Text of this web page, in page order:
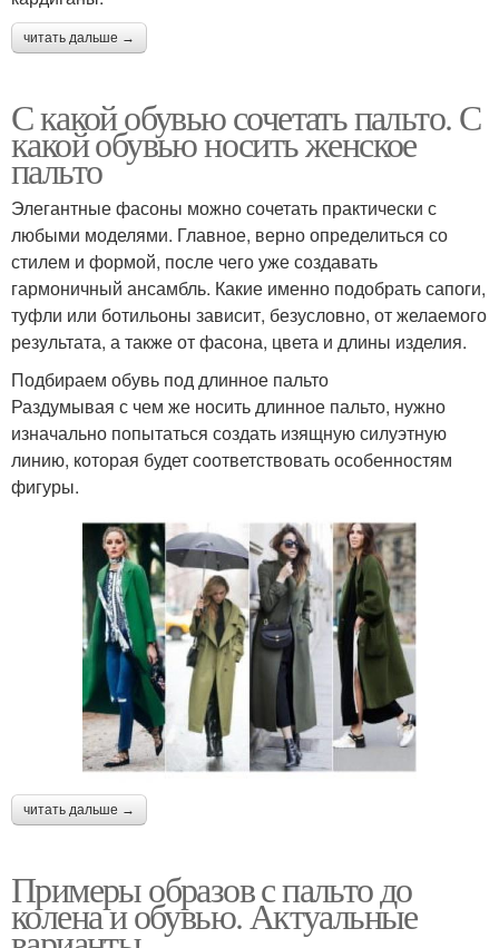
читать дальше →
С какой обувью сочетать пальто. С
какой обувью носить женское
пальто
Элегантные фасоны можно сочетать практически с
любыми моделями. Главное, верно определиться со
стилем и формой, после чего уже создавать
гармоничный ансамбль. Какие именно подобрать сапоги,
туфли или ботильоны зависит, безусловно, от желаемого
результата, а также от фасона, цвета и длины изделия.
Подбираем обувь под длинное пальто
Раздумывая с чем же носить длинное пальто, нужно
изначально попытаться создать изящную силуэтную
линию, которая будет соответствовать особенностям
фигуры.
читать дальше →
Примеры образов с пальто до
колена и обувью. Актуальные